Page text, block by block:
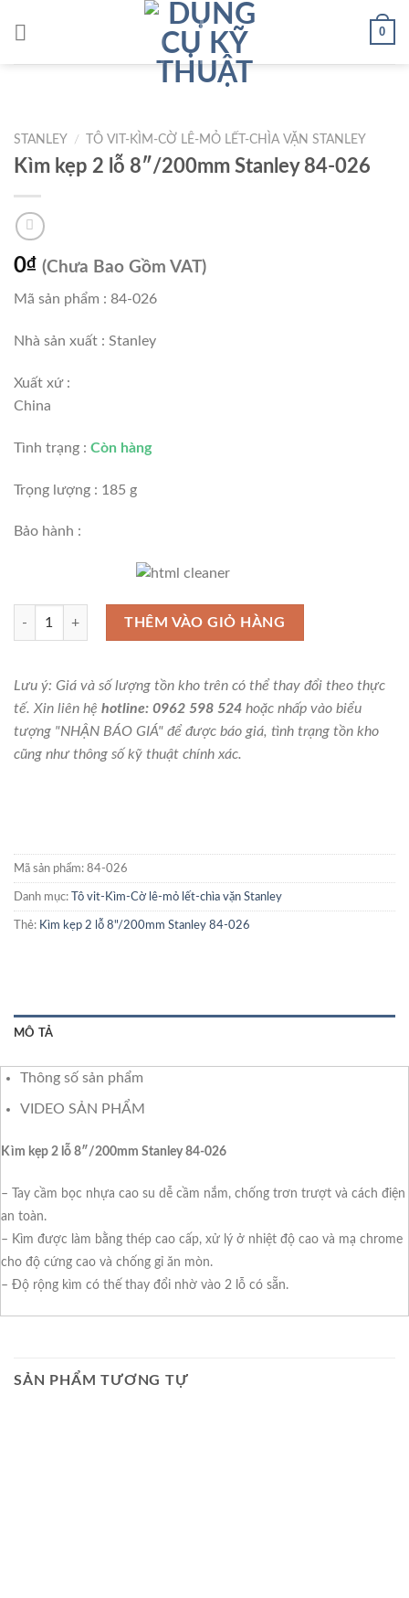
0
STANLEY / TÔ VIT-KÌM-CỜ LÊ-MỎ LẾT-CHÌA VẶN STANLEY
Kìm kẹp 2 lỗ 8″/200mm Stanley 84-026
0₫ (Chưa Bao Gồm VAT)
Mã sản phẩm : 84-026
Nhà sản xuất : Stanley
Xuất xứ :
China
Tình trạng : Còn hàng
Trọng lượng : 185 g
Bảo hành :
Kìm kẹp 2 lỗ 8"/200mm Stanley 84-026 số lượng
THÊM VÀO GIỎ HÀNG
Lưu ý: Giá và số lượng tồn kho trên có thể thay đổi theo thực
tế. Xin liên hệ hotline: 0962 598 524 hoặc nhấp vào biểu
tượng "NHẬN BÁO GIÁ" để được báo giá, tình trạng tồn kho
cũng như thông số kỹ thuật chính xác.
Mã sản phẩm: 84-026
Danh mục: Tô vit-Kìm-Cờ lê-mỏ lết-chìa vặn Stanley
Thẻ: Kìm kẹp 2 lỗ 8"/200mm Stanley 84-026
MÔ TẢ
Thông số sản phẩm
VIDEO SẢN PHẨM
Kìm kẹp 2 lỗ 8″/200mm Stanley 84-026
– Tay cầm bọc nhựa cao su dễ cầm nắm, chống trơn trượt và cách điện
an toàn.
– Kìm được làm bằng thép cao cấp, xử lý ở nhiệt độ cao và mạ chrome
cho độ cứng cao và chống gỉ ăn mòn.
– Độ rộng kìm có thế thay đổi nhờ vào 2 lỗ có sẵn.
SẢN PHẨM TƯƠNG TỰ